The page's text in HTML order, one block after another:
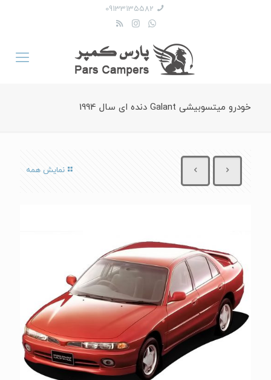
09133135582
خودرو میتسوبیشی Galant دنده ای سال 1994
نمایش همه